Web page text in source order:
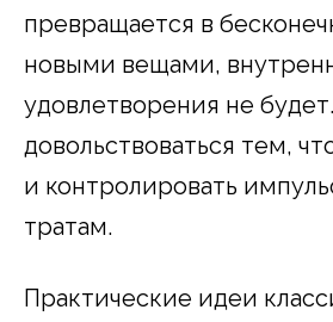
превращается в
новыми вещами,
удовлетворения не
довольствоваться тем,
и контролировать
тратам.
Практические идеи